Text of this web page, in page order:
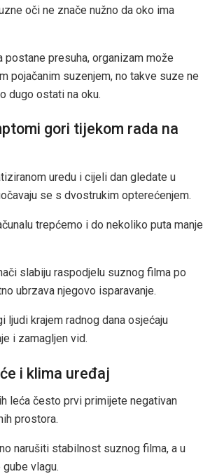
oči ne znače nužno da oko ima
postane presuha, organizam može
pojačanim suzenjem, no takve suze ne
dugo ostati na oku.
gori tijekom rada na
uredu i cijeli dan gledate u
se s dvostrukim opterećenjem.
trepćemo i do nekoliko puta manje
slabiju raspodjelu suznog filma po
ubrzava njegovo isparavanje.
ljudi krajem radnog dana osjećaju
i zamagljen vid.
i klima uređaj
leća često prvi primijete negativan
prostora.
narušiti stabilnost suznog filma, a u
vlagu.